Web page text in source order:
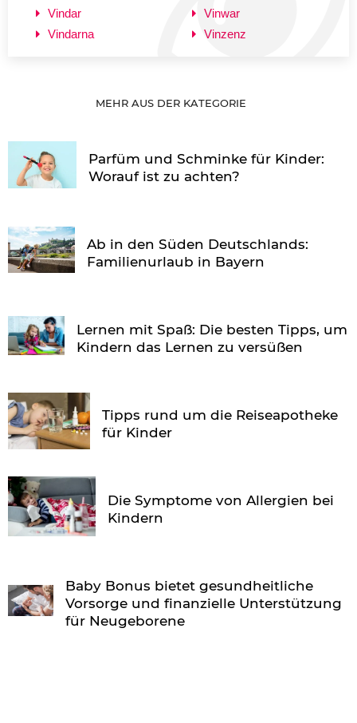
Vindar
Vindarna
Vinwar
Vinzenz
MEHR AUS DER KATEGORIE
Parfüm und Schminke für Kinder:
Worauf ist zu achten?
Ab in den Süden Deutschlands:
Familienurlaub in Bayern
Lernen mit Spaß: Die besten Tipps, um
Kindern das Lernen zu versüßen
Tipps rund um die Reiseapotheke
für Kinder
Die Symptome von Allergien bei
Kindern
Baby Bonus bietet gesundheitliche
Vorsorge und finanzielle Unterstützung
für Neugeborene